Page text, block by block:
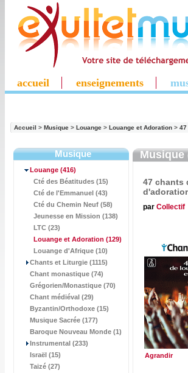
accueil enseignements
Accueil > Musique > Louange > Louange et Adoration > 47
Musique
Louange (416)
Cté des Béatitudes (15)
Cté de l'Emmanuel (43)
Cté du Chemin Neuf (58)
Jeunesse en Mission (138)
LTC (23)
Louange et Adoration (129)
Louange d'Afrique (10)
Chants et Liturgie (1115)
Chant monastique (74)
Grégorien/Monastique (70)
Chant médiéval (29)
Byzantin/Orthodoxe (15)
Musique Sacrée (177)
Baroque Nouveau Monde (1)
Instrumental (233)
Israël (15)
Taizé (27)
Musique
47 chants
par Collectif
Agrandir